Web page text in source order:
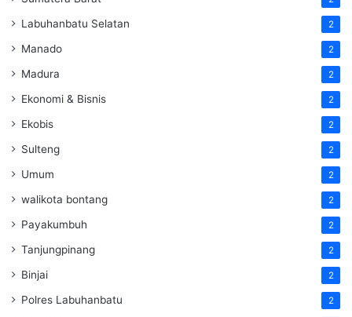
Labuhanbatu Selatan 2
Manado 2
Madura 2
Ekonomi & Bisnis 2
Ekobis 2
Sulteng 2
Umum 2
walikota bontang 2
Payakumbuh 2
Tanjungpinang 2
Binjai 2
Polres Labuhanbatu 2